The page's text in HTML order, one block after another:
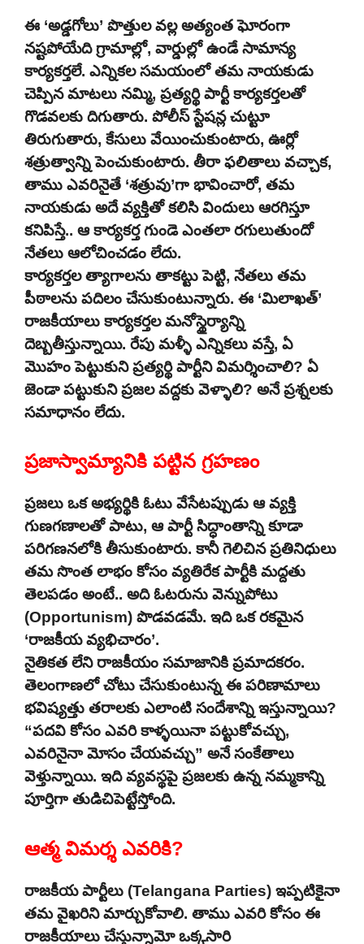
ఈ ‘అడ్డగోలు’ పొత్తుల వల్ల అత్యంత ఘోరంగా
నష్టపోయేది గ్రామాల్లో, వార్డుల్లో ఉండే సామాన్య
కార్యకర్తలే. ఎన్నికల సమయంలో తమ నాయకుడు
చెప్పిన మాటలు నమ్మి, ప్రత్యర్థి పార్టీ కార్యకర్తలతో
గొడవలకు దిగుతారు. పోలీస్ స్టేషన్ల చుట్టూ
తిరుగుతారు, కేసులు వేయించుకుంటారు, ఊర్లో
శత్రుత్వాన్ని పెంచుకుంటారు. తీరా ఫలితాలు వచ్చాక,
తాము ఎవరినైతే ‘శత్రువు’గా భావించారో, తమ
నాయకుడు అదే వ్యక్తితో కలిసి విందులు ఆరగిస్తూ
కనిపిస్తే.. ఆ కార్యకర్త గుండె ఎంతలా రగులుతుందో
నేతలు ఆలోచించడం లేదు.
కార్యకర్తల త్యాగాలను తాకట్టు పెట్టి, నేతలు తమ
పీఠాలను పదిలం చేసుకుంటున్నారు. ఈ ‘మిలాఖత్’
రాజకీయాలు కార్యకర్తల మనోస్థైర్యాన్ని
దెబ్బతీస్తున్నాయి. రేపు మళ్ళీ ఎన్నికలు వస్తే, ఏ
మొహం పెట్టుకుని ప్రత్యర్థి పార్టీని విమర్శించాలి? ఏ
జెండా పట్టుకుని ప్రజల వద్దకు వెళ్ళాలి? అనే ప్రశ్నలకు
సమాధానం లేదు.
ప్రజాస్వామ్యానికి పట్టిన గ్రహణం
ప్రజలు ఒక అభ్యర్థికి ఓటు వేసేటప్పుడు ఆ వ్యక్తి
గుణగణాలతో పాటు, ఆ పార్టీ సిద్ధాంతాన్ని కూడా
పరిగణనలోకి తీసుకుంటారు. కానీ గెలిచిన ప్రతినిధులు
తమ సొంత లాభం కోసం వ్యతిరేక పార్టీకి మద్దతు
తెలపడం అంటే.. అది ఓటరును వెన్నుపోటు
(Opportunism) పొడవడమే. ఇది ఒక రకమైన
‘రాజకీయ వ్యభిచారం’.
నైతికత లేని రాజకీయం సమాజానికి ప్రమాదకరం.
తెలంగాణలో చోటు చేసుకుంటున్న ఈ పరిణామాలు
భవిష్యత్తు తరాలకు ఎలాంటి సందేశాన్ని ఇస్తున్నాయి?
“పదవి కోసం ఎవరి కాళ్ళయినా పట్టుకోవచ్చు,
ఎవరినైనా మోసం చేయవచ్చు” అనే సంకేతాలు
వెళ్తున్నాయి. ఇది వ్యవస్థపై ప్రజలకు ఉన్న నమ్మకాన్ని
పూర్తిగా తుడిచిపెట్టేస్తోంది.
ఆత్మ విమర్శ ఎవరికి?
రాజకీయ పార్టీలు (Telangana Parties) ఇప్పటికైనా
తమ వైఖరిని మార్చుకోవాలి. తాము ఎవరి కోసం ఈ
రాజకీయాలు చేస్తున్నామో ఒక్కసారి